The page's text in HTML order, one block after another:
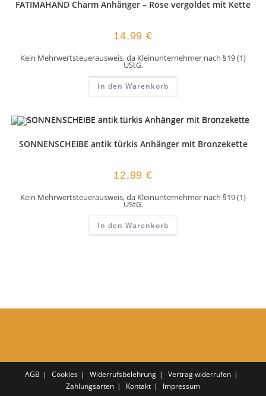
FATIMAHAND Charm Anhänger – Rose vergoldet mit Kette
14,99€
Kein Mehrwertsteuerausweis, da Kleinunternehmer nach §19 (1)
UStG.
In den Warenkorb
SONNENSCHEIBE antik türkis Anhänger mit Bronzekette
12,99€
Kein Mehrwertsteuerausweis, da Kleinunternehmer nach §19 (1)
UStG.
In den Warenkorb
AGB Cookies Widerrufsbelehrung
Vertrag widerrufen
Zahlungsarten
Kontakt Impressum